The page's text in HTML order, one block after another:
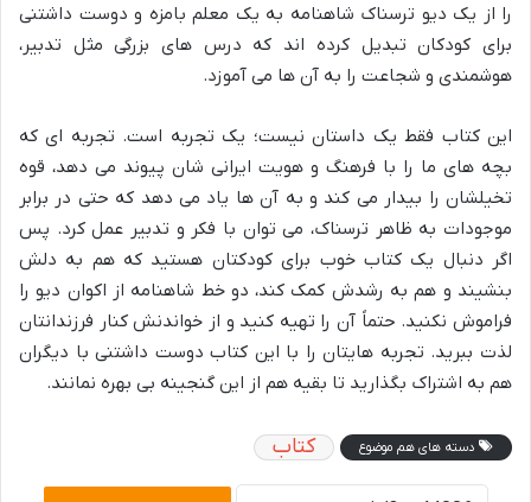
را از یک دیو ترسناک شاهنامه به یک معلم بامزه و دوست داشتنی
برای کودکان تبدیل کرده اند که درس های بزرگی مثل تدبیر،
هوشمندی و شجاعت را به آن ها می آموزد.
این کتاب فقط یک داستان نیست؛ یک تجربه است. تجربه ای که
بچه های ما را با فرهنگ و هویت ایرانی شان پیوند می دهد، قوه
تخیلشان را بیدار می کند و به آن ها یاد می دهد که حتی در برابر
موجودات به ظاهر ترسناک، می توان با فکر و تدبیر عمل کرد. پس
اگر دنبال یک کتاب خوب برای کودکتان هستید که هم به دلش
بنشیند و هم به رشدش کمک کند، دو خط شاهنامه از اکوان دیو را
فراموش نکنید. حتماً آن را تهیه کنید و از خواندنش کنار فرزندانتان
لذت ببرید. تجربه هایتان را با این کتاب دوست داشتنی با دیگران
هم به اشتراک بگذارید تا بقیه هم از این گنجینه بی بهره نمانند.
دسته های هم موضوع کتاب